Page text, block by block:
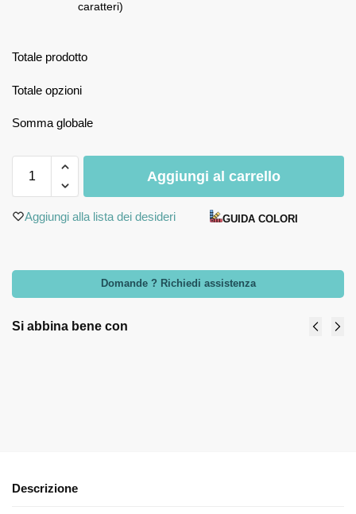
caratteri)
Totale prodotto
Totale opzioni
Somma globale
Aggiungi al carrello
Aggiungi alla lista dei desideri GUIDA COLORI
Domande ? Richiedi assistenza
Si abbina bene con
Descrizione